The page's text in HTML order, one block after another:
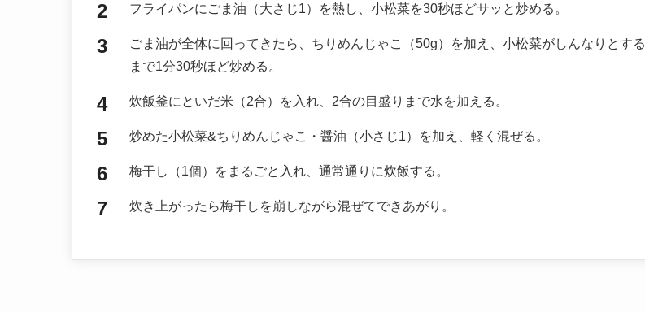
フライパンにごま油（大さじ1）を熱し、小松菜を30秒ほどサッと炒める。
ごま油が全体に回ってきたら、ちりめんじゃこ（50g）を加え、小松菜がしんなりとする
まで1分30秒ほど炒める。
炊飯釜にといだ米（2合）を入れ、2合の目盛りまで水を加える。
炒めた小松菜&ちりめんじゃこ・醤油（小さじ1）を加え、軽く混ぜる。
梅干し（1個）をまるごと入れ、通常通りに炊飯する。
炊き上がったら梅干しを崩しながら混ぜてできあがり。